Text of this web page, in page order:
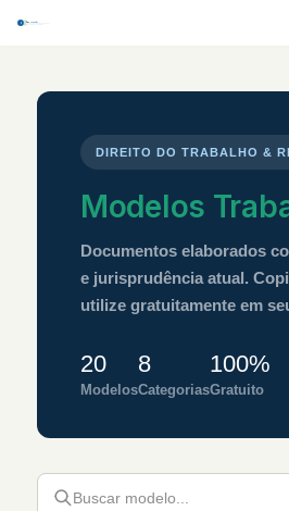
DIREITO DO TRABALHO &
Modelos
Documentos elaborados
e jurisprudência atual.
utilize gratuitamente em
20
Modelos
8
Categorias
100%
Gratuito